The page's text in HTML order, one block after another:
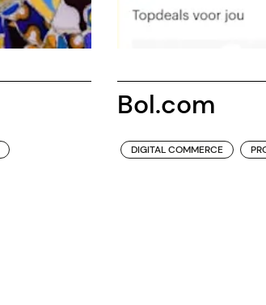
Bol.com
DIGITAL COMMERCE